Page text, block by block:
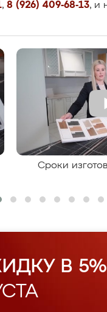
, 8 (926) 409-68-13, и
Сроки
В 5%